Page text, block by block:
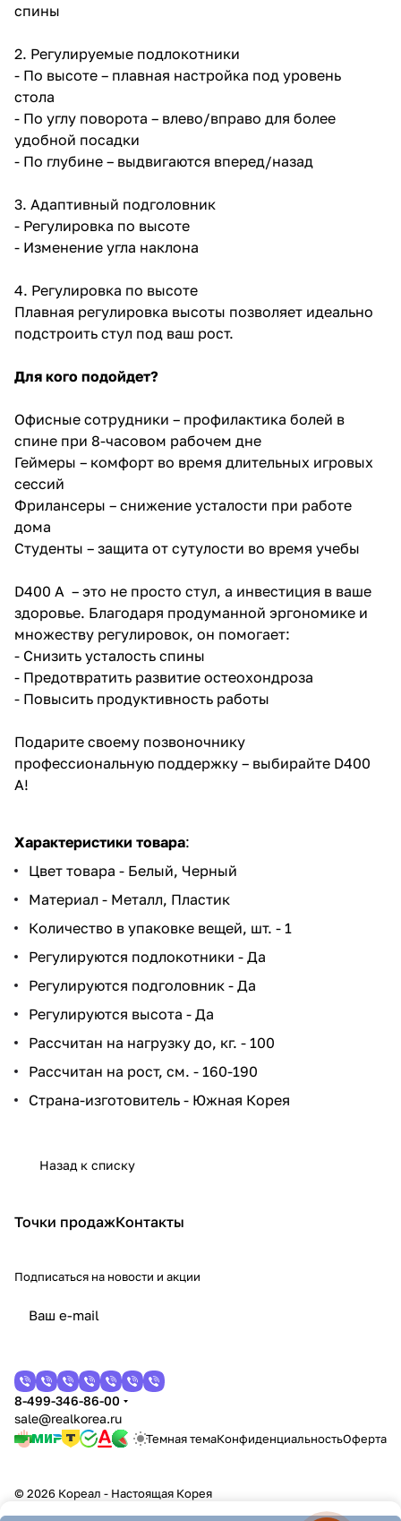
спины
2. Регулируемые подлокотники
- По высоте – плавная настройка под уровень
стола
- По углу поворота – влево/вправо для более
удобной посадки
- По глубине – выдвигаются вперед/назад
3. Адаптивный подголовник
- Регулировка по высоте
- Изменение угла наклона
4. Регулировка по высоте
Плавная регулировка высоты позволяет идеально
подстроить стул под ваш рост.
Для кого подойдет?
Офисные сотрудники – профилактика болей в
спине при 8-часовом рабочем дне
Геймеры – комфорт во время длительных игровых
сессий
Фрилансеры – снижение усталости при работе
дома
Студенты – защита от сутулости во время учебы
D400 A – это не просто стул, а инвестиция в ваше
здоровье. Благодаря продуманной эргономике и
множеству регулировок, он помогает:
- Снизить усталость спины
- Предотвратить развитие остеохондроза
- Повысить продуктивность работы
Подарите своему позвоночнику
профессиональную поддержку – выбирайте D400
A!
Характеристики товара:
Цвет товара - Белый, Черный
Материал - Металл, Пластик
Количество в упаковке вещей, шт. - 1
Регулируются подлокотники - Да
Регулируются подголовник - Да
Регулируются высота - Да
Рассчитан на нагрузку до, кг. - 100
Рассчитан на рост, см. - 160-190
Страна-изготовитель - Южная Корея
Назад к списку
Точки продажКонтакты
Подписаться на новости и акции
8-499-346-86-00
sale@realkorea.ru
Темная темаКонфиденциальностьОферта
© 2026 Кореал - Настоящая Корея